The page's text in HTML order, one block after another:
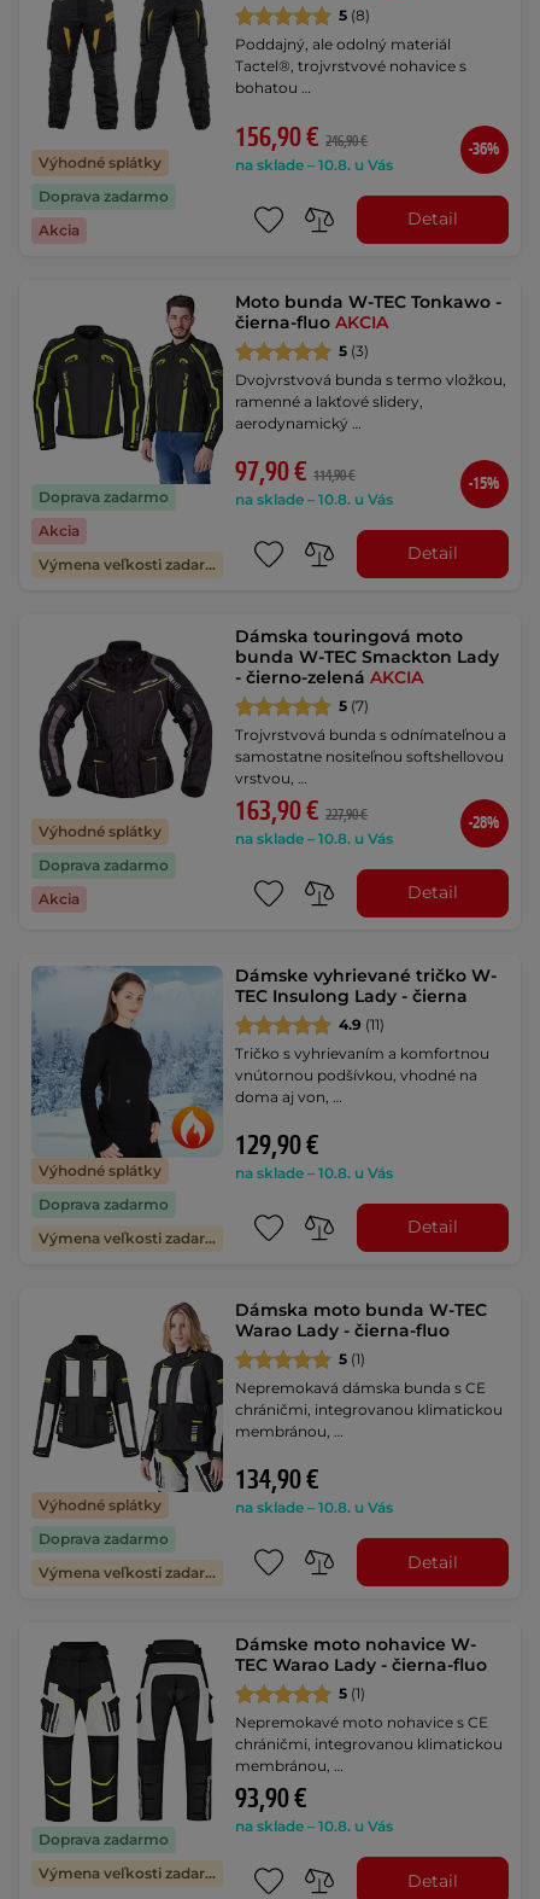
Výhodné splátky
Doprava zadarmo
Akcia
5 (8)
Poddajný, ale odolný materiál
Tactel®, trojvrstvové nohavice s
bohatou …
156,90 € 246,90 €
na sklade – 10.8. u Vás
-36%
Detail
Doprava zadarmo
Akcia
Výmena veľkosti zadarmo
Moto bunda W-TEC Tonkawo -
čierna-fluoAKCIA
5 (3)
Dvojvrstvová bunda s termo vložkou,
ramenné a lakťové slidery,
aerodynamický …
97,90 € 114,90 €
na sklade – 10.8. u Vás
-15%
Detail
Výhodné splátky
Doprava zadarmo
Akcia
Dámska touringová moto
bunda W-TEC Smackton Lady
- čierno-zelenáAKCIA
5 (7)
Trojvrstvová bunda s odnímateľnou a
samostatne nositeľnou softshellovou
vrstvou, …
163,90 € 227,90 €
na sklade – 10.8. u Vás
-28%
Detail
Výhodné splátky
Doprava zadarmo
Výmena veľkosti zadarmo
Dámske vyhrievané tričko W-
TEC Insulong Lady - čierna
4.9 (11)
Tričko s vyhrievaním a komfortnou
vnútornou podšívkou, vhodné na
doma aj von, …
129,90 €
na sklade – 10.8. u Vás
Detail
Výhodné splátky
Doprava zadarmo
Výmena veľkosti zadarmo
Dámska moto bunda W-TEC
Warao Lady - čierna-fluo
5 (1)
Nepremokavá dámska bunda s CE
chráničmi, integrovanou klimatickou
membránou, …
134,90 €
na sklade – 10.8. u Vás
Detail
Doprava zadarmo
Výmena veľkosti zadarmo
Dámske moto nohavice W-
TEC Warao Lady - čierna-fluo
5 (1)
Nepremokavé moto nohavice s CE
chráničmi, integrovanou klimatickou
membránou, …
93,90 €
na sklade – 10.8. u Vás
Detail